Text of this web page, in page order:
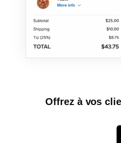
Offrez à vos